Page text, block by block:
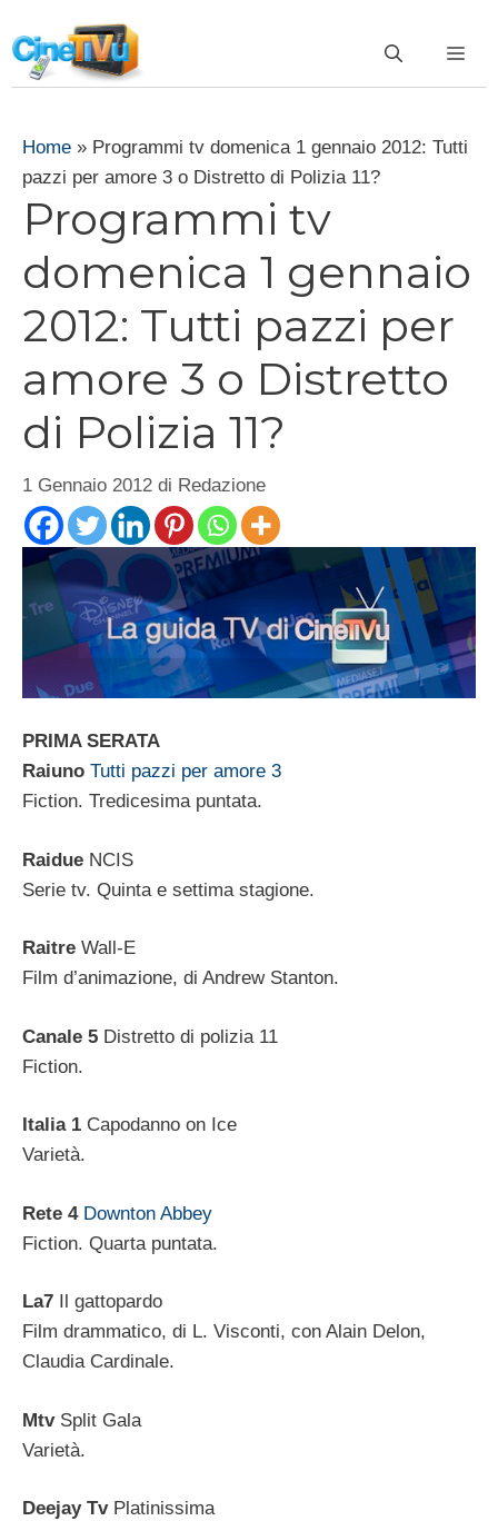
al
contenuto
Home » Programmi tv domenica 1 gennaio 2012: Tutti
pazzi per amore 3 o Distretto di Polizia 11?
Programmi tv
domenica 1 gennaio
2012: Tutti pazzi per
amore 3 o Distretto
di Polizia 11?
1 Gennaio 2012 di Redazione
PRIMA SERATA
Raiuno Tutti pazzi per amore 3
Fiction. Tredicesima puntata.
Raidue NCIS
Serie tv. Quinta e settima stagione.
Raitre Wall-E
Film d’animazione, di Andrew Stanton.
Canale 5 Distretto di polizia 11
Fiction.
Italia 1 Capodanno on Ice
Varietà.
Rete 4 Downton Abbey
Fiction. Quarta puntata.
La7 Il gattopardo
Film drammatico, di L. Visconti, con Alain Delon,
Claudia Cardinale.
Mtv Split Gala
Varietà.
Deejay TvPlatinissima